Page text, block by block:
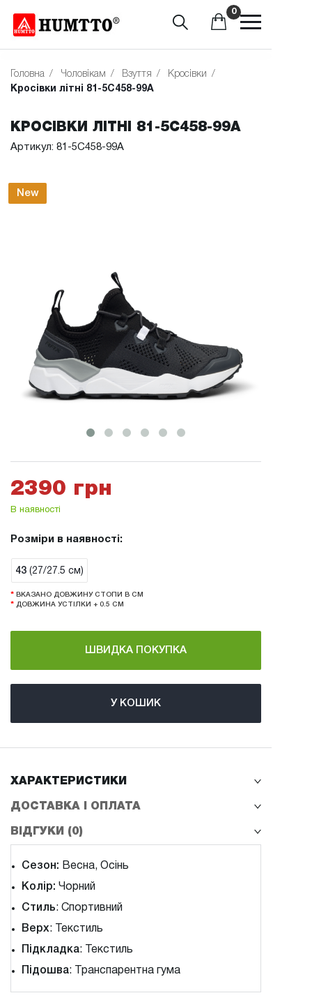
0
Головна / Чоловікам / Взуття / Кросівки
/
Кросівки літні 81-5C458-99A
New
КРОСІВКИ ЛІТНІ 81-5C458-99A
Артикул: 81-5C458-99A
2390 грн
В наявності
Розміри в наявності:
43 (27/27.5 см)
* ВКАЗАНО ДОВЖИНУ СТОПИ В СМ
* ДОВЖИНА УСТІЛКИ + 0.5 СМ
У КОШИК
ХАРАКТЕРИСТИКИ
ДОСТАВКА І ОПЛАТА
ВІДГУКИ (0)
Сезон: Весна, Осінь
Колір: Чорний
Стиль: Спортивний
Верх: Текстиль
Підкладка: Текстиль
Підошва: Транспарентна гума